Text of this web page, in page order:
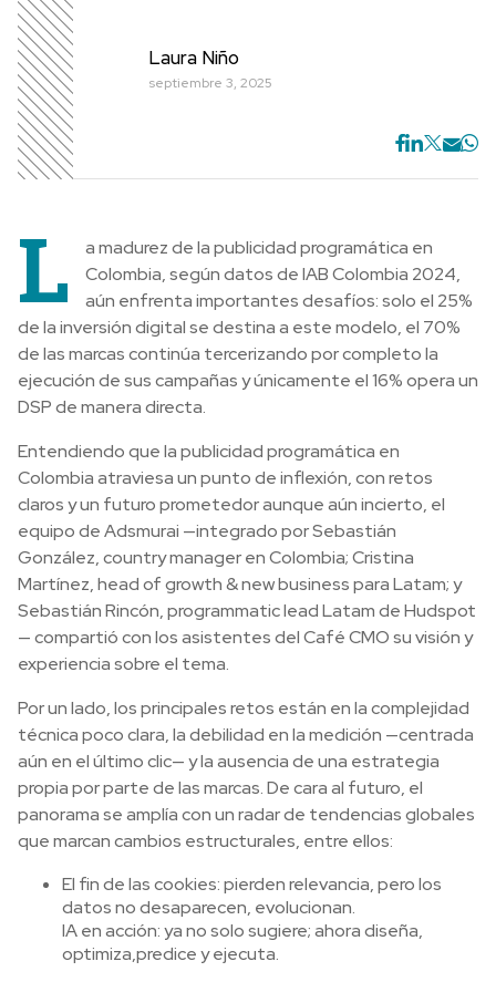
Laura Niño
septiembre 3, 2025
L
a madurez de la publicidad programática en
Colombia, según datos de IAB Colombia 2024,
aún enfrenta importantes desafíos: solo el 25%
de la inversión digital se destina a este modelo, el 70%
de las marcas continúa tercerizando por completo la
ejecución de sus campañas y únicamente el 16% opera un
DSP de manera directa.
Entendiendo que la publicidad programática en
Colombia atraviesa un punto de inflexión, con retos
claros y un futuro prometedor aunque aún incierto, el
equipo de Adsmurai —integrado por Sebastián
González, country manager en Colombia; Cristina
Martínez, head of growth & new business para Latam; y
Sebastián Rincón, programmatic lead Latam de Hudspot
— compartió con los asistentes del Café CMO su visión y
experiencia sobre el tema.
Por un lado, los principales retos están en la complejidad
técnica poco clara, la debilidad en la medición —centrada
aún en el último clic— y la ausencia de una estrategia
propia por parte de las marcas. De cara al futuro, el
panorama se amplía con un radar de tendencias globales
que marcan cambios estructurales, entre ellos:
El fin de las cookies: pierden relevancia, pero los
datos no desaparecen, evolucionan.
IA en acción: ya no solo sugiere; ahora diseña,
optimiza,predice y ejecuta.